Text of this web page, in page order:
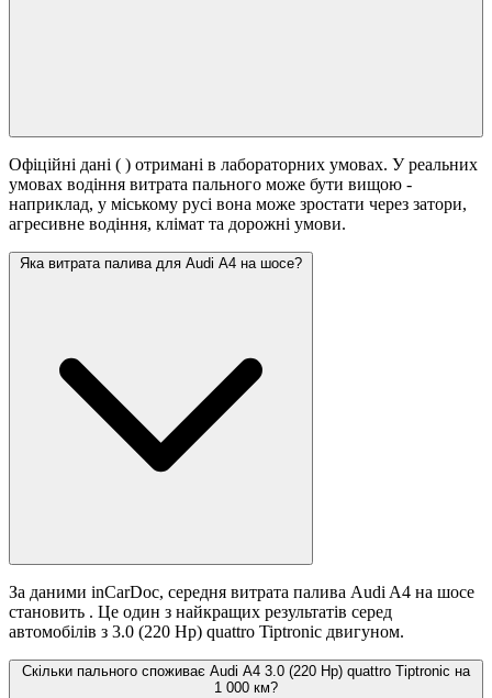
Офіційні дані ( ) отримані в лабораторних умовах. У реальних
умовах водіння витрата пального може бути вищою -
наприклад, у міському русі вона може зростати через затори,
агресивне водіння, клімат та дорожні умови.
Яка витрата палива для Audi A4 на шосе?
За даними inCarDoc, середня витрата палива Audi A4 на шосе
становить . Це один з найкращих результатів серед
автомобілів з 3.0 (220 Hp) quattro Tiptronic двигуном.
Скільки пального споживає Audi A4 3.0 (220 Hp) quattro Tiptronic на
1 000 км?